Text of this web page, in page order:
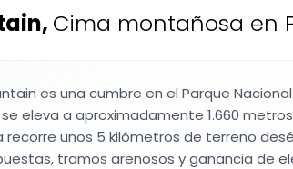
, Cima montañosa en
es una cumbre en el Parque
eleva a aproximadamente 1.660
recorre unos 5 kilómetros de terreno
tramos arenosos y ganancia de